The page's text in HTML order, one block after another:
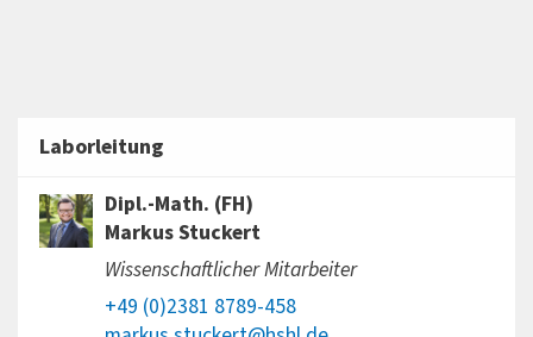
Laborleitung
Dipl.-Math. (FH)
Markus Stuckert
Wissenschaftlicher Mitarbeiter
+49 (0)2381 8789-458